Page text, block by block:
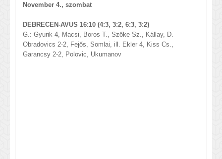
November 4., szombat
DEBRECEN-AVUS 16:10 (4:3, 3:2, 6:3, 3:2)
G.: Gyurik 4, Macsi, Boros T., Szőke Sz., Kállay, D.
Obradovics 2-2, Fejős, Somlai, ill. Ekler 4, Kiss Cs.,
Garancsy 2-2, Polovic, Ukumanov